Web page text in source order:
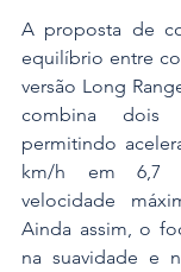
A proposta de
equilíbrio entre
versão Long
combina dois
permitindo
km/h em 6,7
velocidade
Ainda assim, o
na suavidade e